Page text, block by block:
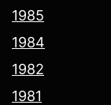
1985
1984
1982
1981